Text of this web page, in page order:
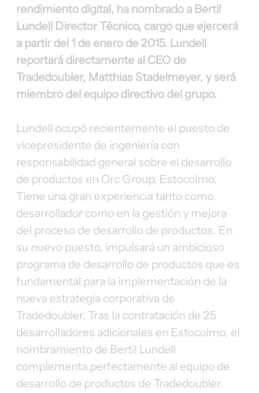
rendimiento digital, ha nombrado a Bertil
Lundell Director Técnico, cargo que ejercerá
a partir del 1 de enero de 2015. Lundell
reportará directamente al CEO de
Tradedoubler, Matthias Stadelmeyer, y será
miembro del equipo directivo del grupo.
Lundell ocupó recientemente el puesto de
vicepresidente de ingeniería con
responsabilidad general sobre el desarrollo
de productos en Orc Group, Estocolmo.
Tiene una gran experiencia tanto como
desarrollador como en la gestión y mejora
del proceso de desarrollo de productos. En
su nuevo puesto, impulsará un ambicioso
programa de desarrollo de productos que es
fundamental para la implementación de la
nueva estrategia corporativa de
Tradedoubler. Tras la contratación de 25
desarrolladores adicionales en Estocolmo, el
nombramiento de Bertil Lundell
complementa perfectamente al equipo de
desarrollo de productos de Tradedoubler.